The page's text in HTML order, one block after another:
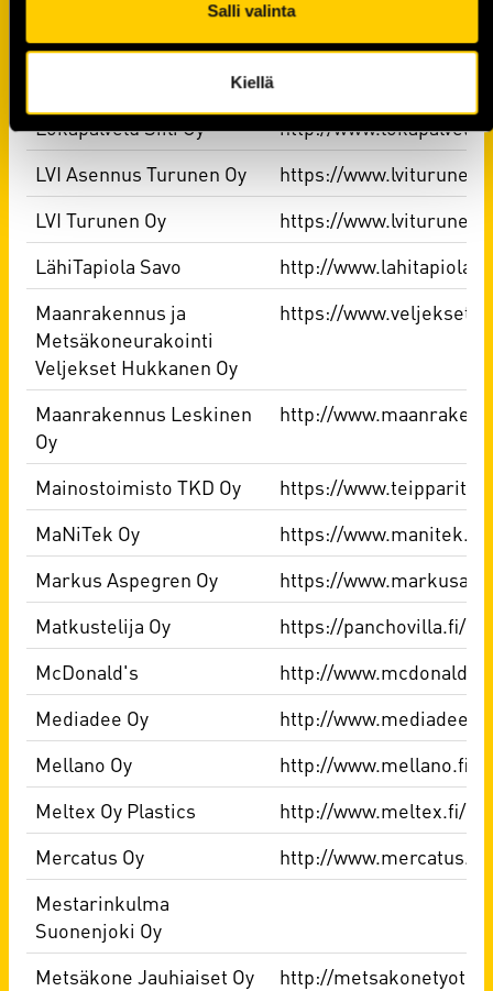
Salli valinta
Kiellä
Lokapalvelu Siili Oy
http://
LVI Asennus Turunen Oy
https://
LVI Turunen Oy
https://
LähiTapiola Savo
http://
Maanrakennus ja
Metsäkoneurakointi
Veljekset Hukkanen Oy
https://
Maanrakennus Leskinen
Oy
http://
Mainostoimisto TKD Oy
https://
MaNiTek Oy
https://www.manitek.fi/
Markus Aspegren Oy
https://
Matkustelija Oy
https://panchovilla.fi/
McDonald's
http://
Mediadee Oy
http://www.mediadee.fi/
Mellano Oy
http://www.mellano.fi
Meltex Oy Plastics
http://www.meltex.fi/
Mercatus Oy
http://www.mercatus.fi
Mestarinkulma
Suonenjoki Oy
Metsäkone Jauhiaiset Oy
http://metsakonetyot.fi/